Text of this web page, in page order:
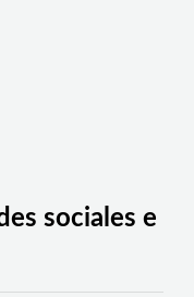
sociales e